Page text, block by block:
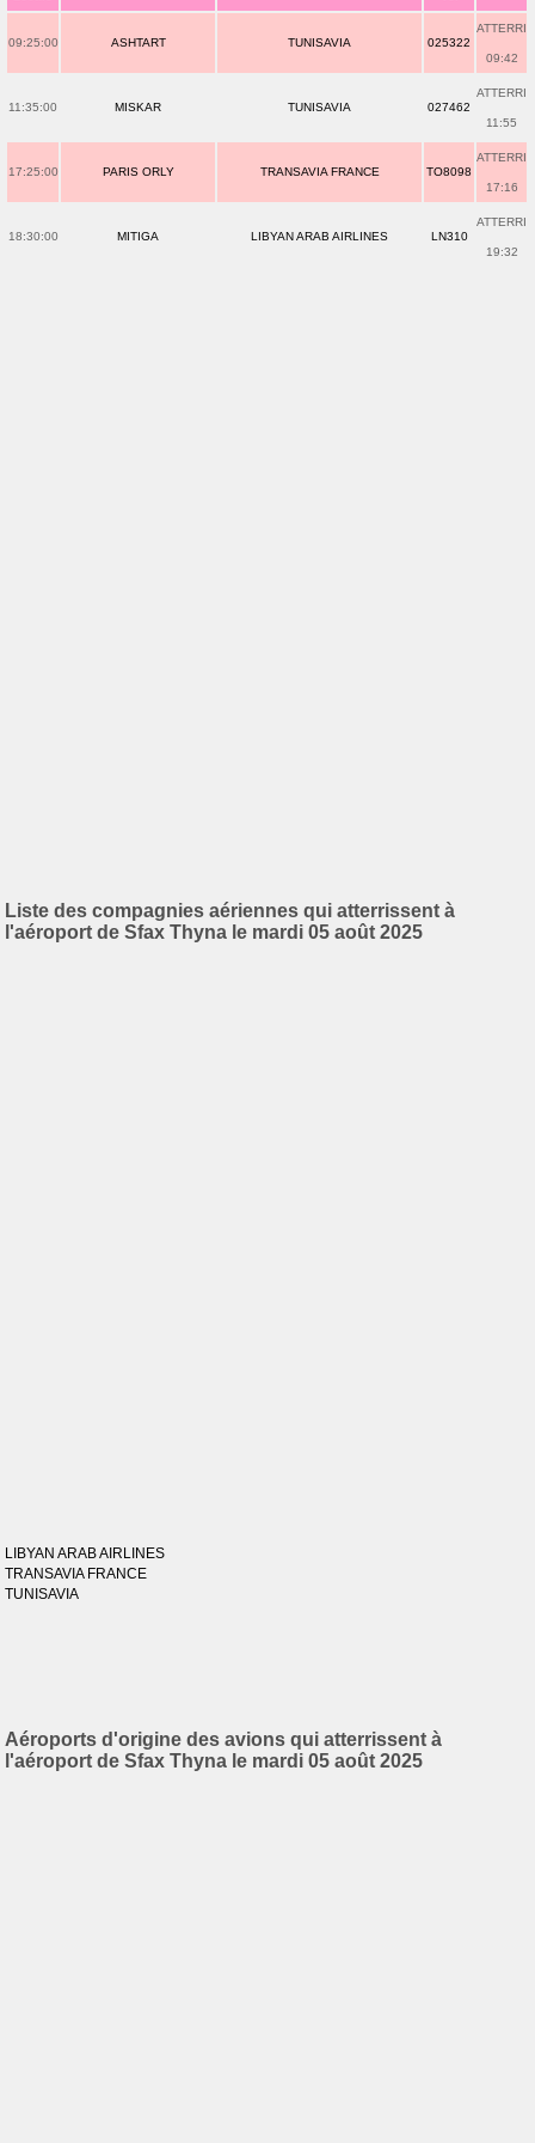
09:25:00 ASHTART TUNISAVIA 025322
ATTERRI
09:42
11:35:00 MISKAR TUNISAVIA 027462
ATTERRI
11:55
17:25:00 PARIS ORLY TRANSAVIA FRANCE TO8098
ATTERRI
17:16
18:30:00 MITIGA LIBYAN ARAB AIRLINES LN310
ATTERRI
19:32
Liste des compagnies aériennes qui atterrissent à
l'aéroport de Sfax Thyna le mardi 05 août 2025
LIBYAN ARAB AIRLINES
TRANSAVIA FRANCE
TUNISAVIA
Aéroports d'origine des avions qui atterrissent à
l'aéroport de Sfax Thyna le mardi 05 août 2025